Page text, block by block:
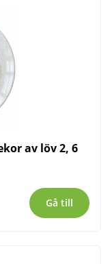
av löv 2, 6
Gå till